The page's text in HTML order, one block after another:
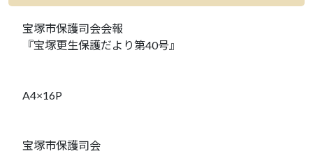
宝塚市保護司会会報
『宝塚更生保護だより第40号』
A4×16P
宝塚市保護司会